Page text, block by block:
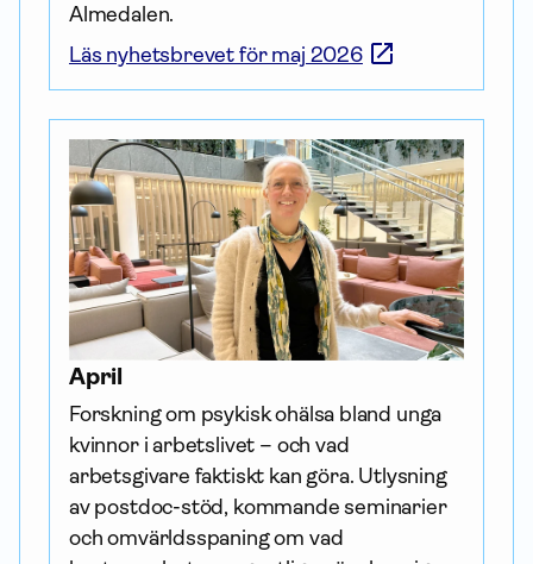
Almedalen.
Läs nyhetsbrevet för maj 2026
April
Forskning om psykisk ohälsa bland unga
kvinnor i arbetslivet – och vad
arbetsgivare faktiskt kan göra. Utlysning
av postdoc-stöd, kommande seminarier
och omvärldsspaning om vad